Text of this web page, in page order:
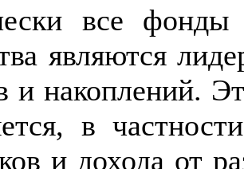
все
являются
и накоплений.
в
и дохода от